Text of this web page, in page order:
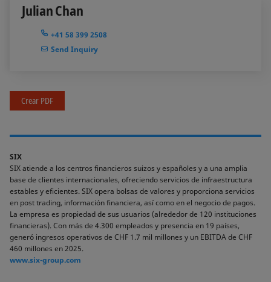
Julian Chan
+41 58 399 2508
Send Inquiry
Crear PDF
SIX
SIX atiende a los centros financieros suizos y españoles y a una amplia
base de clientes internacionales, ofreciendo servicios de infraestructura
estables y eficientes. SIX opera bolsas de valores y proporciona servicios
en post trading, información financiera, así como en el negocio de pagos.
La empresa es propiedad de sus usuarios (alrededor de 120 instituciones
financieras). Con más de 4.300 empleados y presencia en 19 países,
generó ingresos operativos de CHF 1.7 mil millones y un EBITDA de CHF
460 millones en 2025.
www.six-group.com